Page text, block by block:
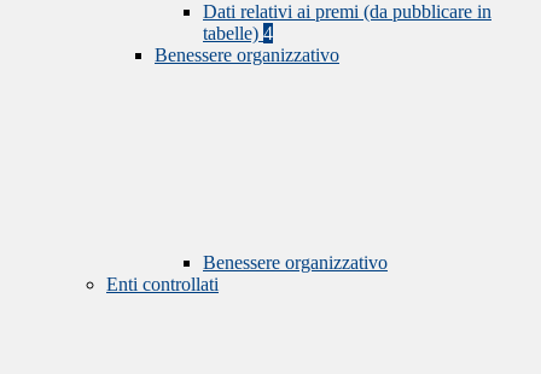
Dati relativi ai premi (da pubblicare in
tabelle) 4
Benessere organizzativo
Benessere organizzativo
Enti controllati